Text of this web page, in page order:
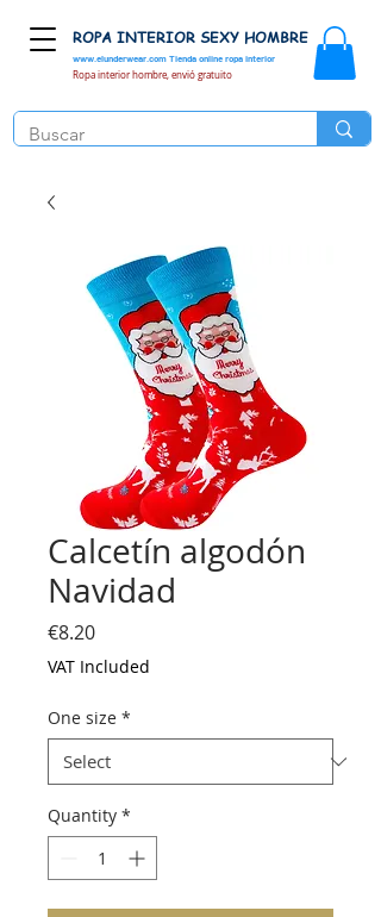
www.elunderwear.com Tienda online ropa interior
ROPA INTERIOR SEXY HOMBRE
Ropa interior hombre, envió gratuito
Calcetín algodón
Navidad
€8.20Price
VAT Included
One size *
Quantity *